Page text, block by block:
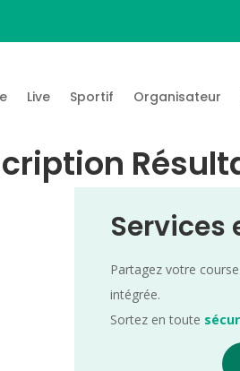
Live Sportif Organisateur
Services
Partagez votre
intégrée.
Sortez en toute